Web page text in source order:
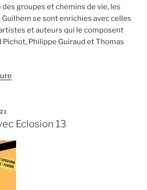
des groupes et chemins de vie, les
se sont enrichies avec celles
et auteurs qui le composent
Pichot, Philippe Guiraud et Thomas
12.03.2022 »
Eclosion 13